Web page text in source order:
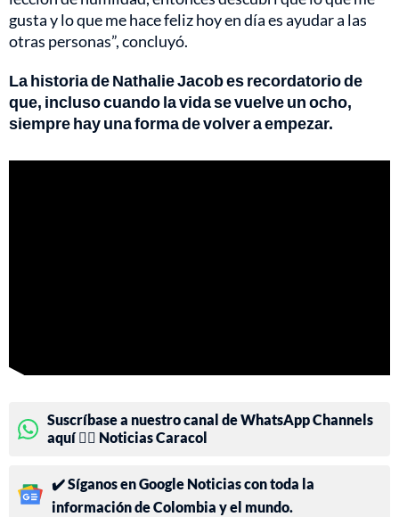
gusta y lo que me hace feliz hoy en día es ayudar a las
otras personas”, concluyó.
La historia de Nathalie Jacob es recordatorio de
que, incluso cuando la vida se vuelve un ocho,
siempre hay una forma de volver a empezar.
Suscríbase a nuestro canal de WhatsApp Channels
aquí 👉🏻 Noticias Caracol
✔️ Síganos en Google Noticias con toda la
información de Colombia y el mundo.